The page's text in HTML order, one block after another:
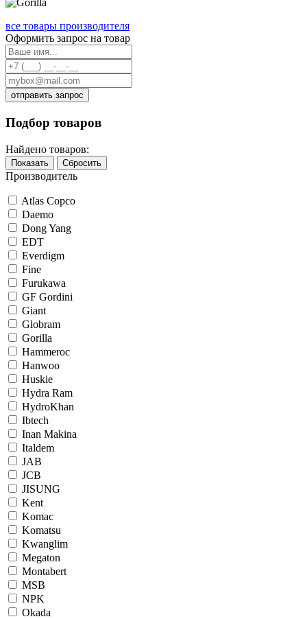
все товары производителя
Оформить запрос на товар
отправить запрос
Подбор товаров
Найдено товаров:
Показать Сбросить
Производитель
Atlas Copco
Daemo
Dong Yang
EDT
Everdigm
Fine
Furukawa
GF Gordini
Giant
Globram
Gorilla
Hammeroc
Hanwoo
Huskie
Hydra Ram
HydroKhan
Ibtech
Inan Makina
Italdem
JAB
JCB
JISUNG
Kent
Komac
Komatsu
Kwanglim
Megaton
Montabert
MSB
NPK
Okada